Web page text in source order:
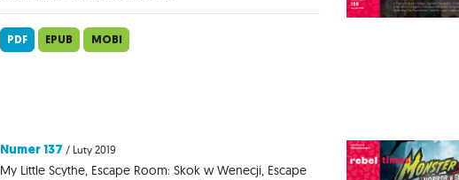
PDF EPUB MOBI
Numer 137 / Luty 2019
My Little Scythe, Escape Room: Skok w Wenecji, Escape